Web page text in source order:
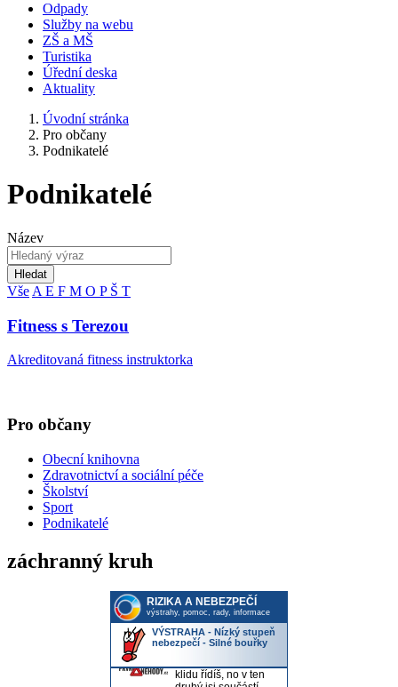
Odpady
Služby na webu
ZŠ a MŠ
Turistika
Úřední deska
Aktuality
Úvodní stránka
Pro občany
Podnikatelé
Podnikatelé
Název
Hledat
Vše A E F M O P Š T
Fitness s Terezou
Akreditovaná fitness instruktorka
Pro občany
Obecní knihovna
Zdravotnictví a sociální péče
Školství
Sport
Podnikatelé
záchranný kruh